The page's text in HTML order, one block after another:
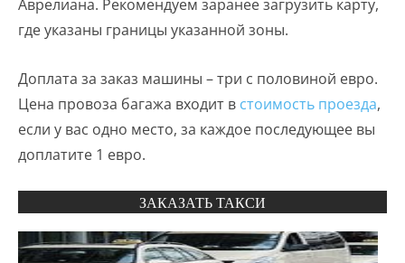
Аврелиана. Рекомендуем заранее загрузить карту,
где указаны границы указанной зоны.
Доплата за заказ машины – три с половиной евро.
Цена провоза багажа входит в стоимость проезда,
если у вас одно место, за каждое последующее вы
доплатите 1 евро.
ЗАКАЗАТЬ ТАКСИ